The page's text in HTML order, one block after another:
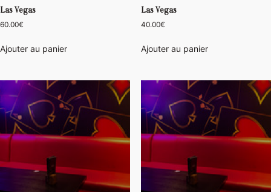
Las Vegas
60.00€
Ajouter au panier
Las Vegas
40.00€
Ajouter au panier